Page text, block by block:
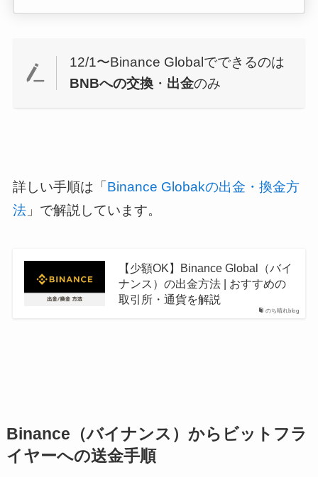
12/1〜Binance Globalでできるのは
BNBへの交換・ 出金のみ
詳しい手順は「 Binance Globakの出金・換金方
法」で解説しています。
のち晴れblog
【少額OK】Binance Global（バイ
ナンス）の出金方法 | おすすめの
取引所・通貨を解説
Binance（バイナンス）からビットフラ
イヤーへの送金手順